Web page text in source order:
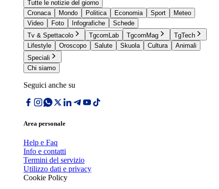
Tutte le notizie del giorno
Cronaca
Mondo Politica Economia Sport
Meteo
Video
Foto Infografiche
Schede
Tv & Spettacolo
TgcomLab TgcomMag
TgTech
Lifestyle
Oroscopo Salute Skuola Cultura
Animali
Speciali
Chi siamo
Seguici anche su
Area personale
Help e Faq
Info e contatti
Termini del servizio
Utilizzo dati e privacy
Cookie Policy